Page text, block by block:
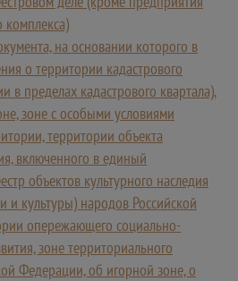
комплекса)
на основании которого в
о территории кадастрового
в пределах кадастрового квартала),
зоне с особыми условиями
территории объекта
включенного в единый
объектов культурного наследия
и культуры) народов Российской
опережающего социально-
зоне территориального
Федерации, об игорной зоне, о